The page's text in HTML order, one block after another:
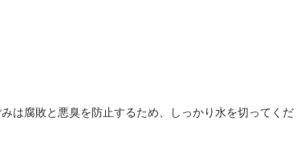
は腐敗と悪臭を防止するため、しっかり水を切ってくだ